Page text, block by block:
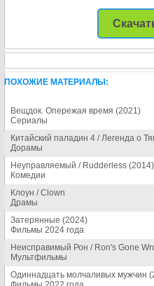
ПОХОЖИЕ МАТЕРИАЛЫ:
Вещдок. Опережая время (2021)
Сериалы
Китайский паладин 4 / Легенда о
Дорамы
Неуправляемый / Rudderless (2014)
Комедии
Клоун / Clown
Драмы
Затерянные (2024)
Фильмы 2024 года
Неисправимый Рон / Ron's Gone
Мультфильмы
Одиннадцать молчаливых мужчин